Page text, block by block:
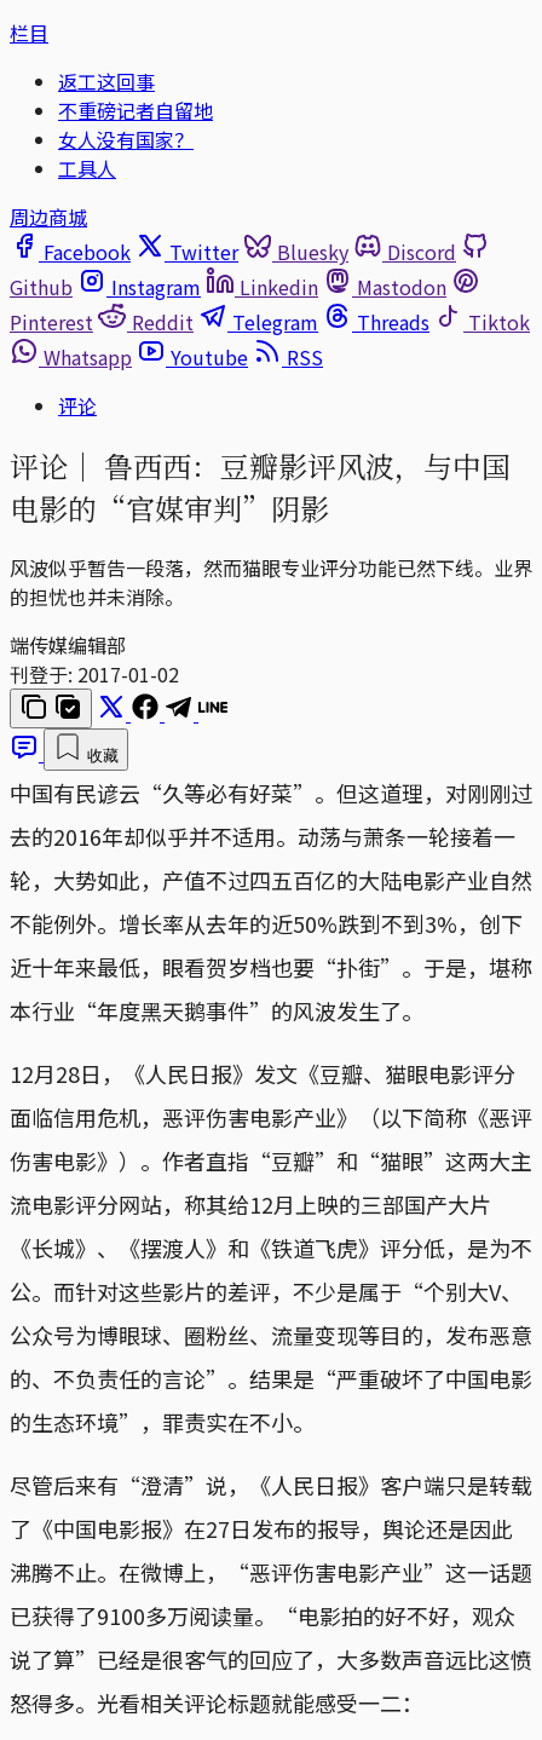
栏目
返工这回事
不重磅记者自留地
女人没有国家？
工具人
周边商城
Facebook
Twitter Bluesky
Discord
Github
Instagram Linkedin
Mastodon
Pinterest
Reddit Telegram Threads
Tiktok
Whatsapp
Youtube
RSS
评论
评论｜ 鲁西西：豆瓣影评风波，与中国
电影的“官媒审判”阴影
风波似乎暂告一段落，然而猫眼专业评分功能已然下线。业界
的担忧也并未消除。
端传媒编辑部
刊登于: 2017-01-02
收藏
中国有民谚云“久等必有好菜”。但这道理，对刚刚过
去的2016年却似乎并不适用。动荡与萧条一轮接着一
轮，大势如此，产值不过四五百亿的大陆电影产业自然
不能例外。增长率从去年的近50%跌到不到3%，创下
近十年来最低，眼看贺岁档也要“扑街”。于是，堪称
本行业“年度黑天鹅事件”的风波发生了。
12月28日，《人民日报》发文《豆瓣、猫眼电影评分
面临信用危机，恶评伤害电影产业》（以下简称《恶评
伤害电影》）。作者直指“豆瓣”和“猫眼”这两大主
流电影评分网站，称其给12月上映的三部国产大片
《长城》、《摆渡人》和《铁道飞虎》评分低，是为不
公。而针对这些影片的差评，不少是属于“个别大V、
公众号为博眼球、圈粉丝、流量变现等目的，发布恶意
的、不负责任的言论”。结果是“严重破坏了中国电影
的生态环境”，罪责实在不小。
尽管后来有“澄清”说，《人民日报》客户端只是转载
了《中国电影报》在27日发布的报导，舆论还是因此
沸腾不止。在微博上，“恶评伤害电影产业”这一话题
已获得了9100多万阅读量。“电影拍的好不好，观众
说了算”已经是很客气的回应了，大多数声音远比这愤
怒得多。光看相关评论标题就能感受一二：